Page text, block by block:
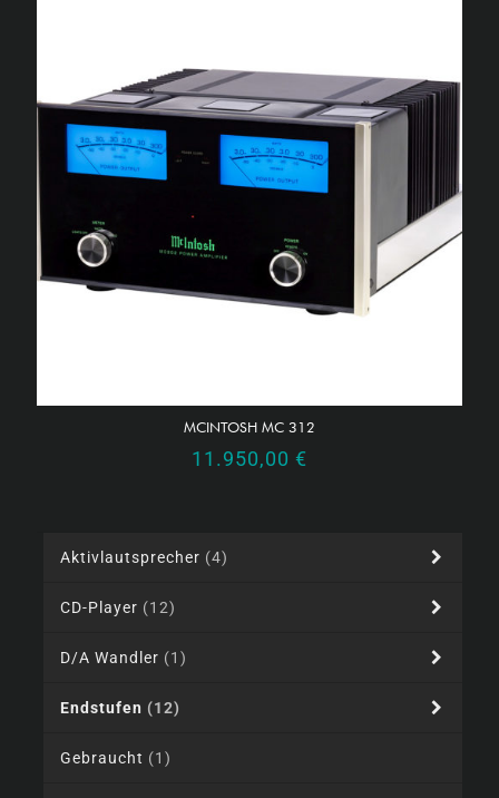
MCINTOSH MC 312
11.950,00 €
Aktivlautsprecher (4)
CD-Player (12)
D/A Wandler (1)
Endstufen (12)
Gebraucht (1)